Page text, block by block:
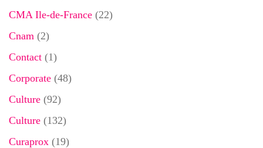
CMA Ile-de-France (22)
Cnam (2)
Contact (1)
Corporate (48)
Culture (92)
Culture (132)
Curaprox (19)